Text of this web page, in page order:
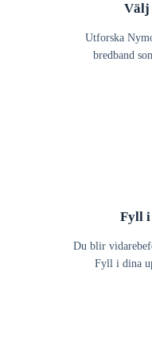
Välj
Utforska
bredband
Fyll i
Du blir
Fyll i dina